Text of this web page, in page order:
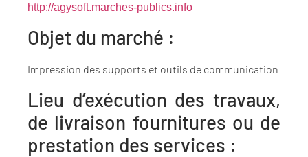
http://agysoft.marches-publics.info
Objet du marché :
Impression des supports et outils de communication
Lieu d’exécution des travaux,
de livraison fournitures ou de
prestation des services :